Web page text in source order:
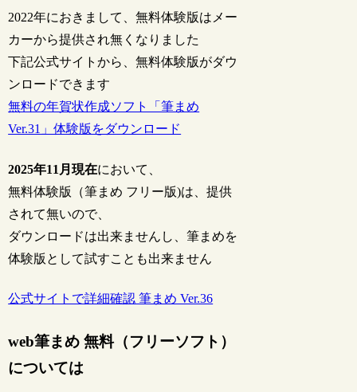
2022年におきまして、無料体験版はメー
カーから提供され無くなりました
下記公式サイトから、無料体験版がダウ
ンロードできます
無料の年賀状作成ソフト「筆まめ
Ver.31」体験版をダウンロード
2025年11月現在において、
無料体験版（筆まめ フリー版)は、提供
されて無いので、
ダウンロードは出来ませんし、筆まめを
体験版として試すことも出来ません
公式サイトで詳細確認 筆まめ Ver.36
web筆まめ 無料（フリーソフト）
については